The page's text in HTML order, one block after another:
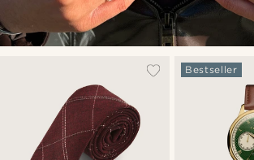
Bestseller